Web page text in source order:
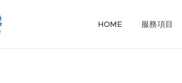
HOME 服務項目